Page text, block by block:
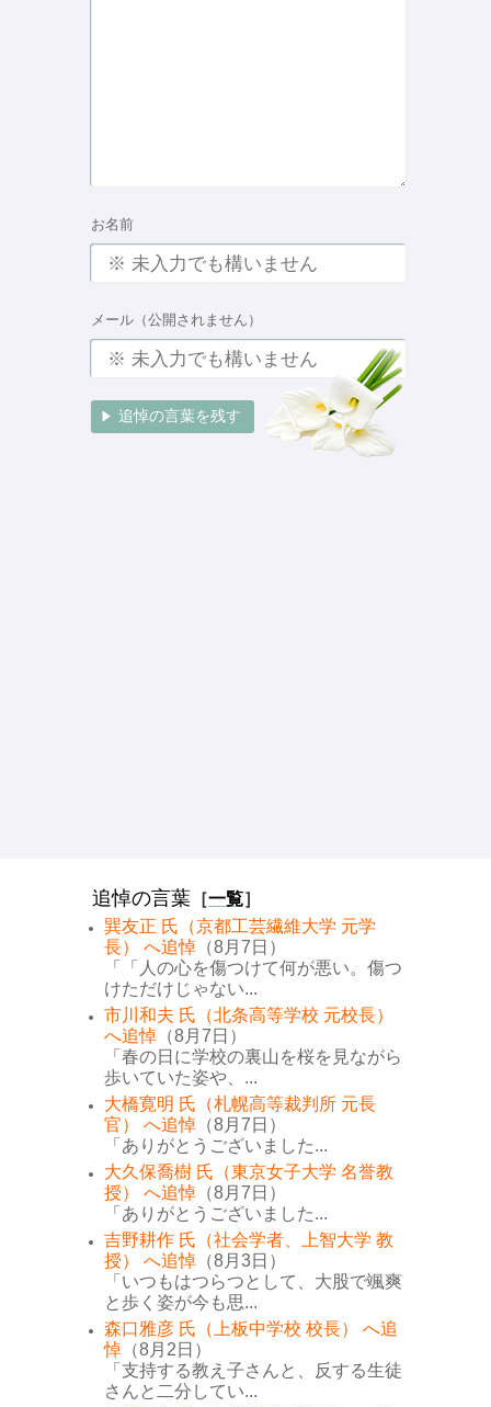
お名前
メール（公開されません）
追悼の言葉 ［一覧］
巽友正 氏（京都工芸繊維大学 元学
長） へ追悼 （8月7日）
「「人の心を傷つけて何が悪い。傷つ
けただけじゃない...
市川和夫 氏（北条高等学校 元校長）
へ追悼 （8月7日）
「春の日に学校の裏山を桜を見ながら
歩いていた姿や、...
大橋寛明 氏（札幌高等裁判所 元長
官） へ追悼 （8月7日）
「ありがとうございました...
大久保喬樹 氏（東京女子大学 名誉教
授） へ追悼 （8月7日）
「ありがとうございました...
吉野耕作 氏（社会学者、上智大学 教
授） へ追悼 （8月3日）
「いつもはつらつとして、大股で颯爽
と歩く姿が今も思...
森口雅彦 氏（上板中学校 校長） へ追
悼 （8月2日）
「支持する教え子さんと、反する生徒
さんと二分してい...